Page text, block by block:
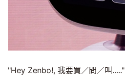
"Hey Zenbo!, 我要買／問／叫....."